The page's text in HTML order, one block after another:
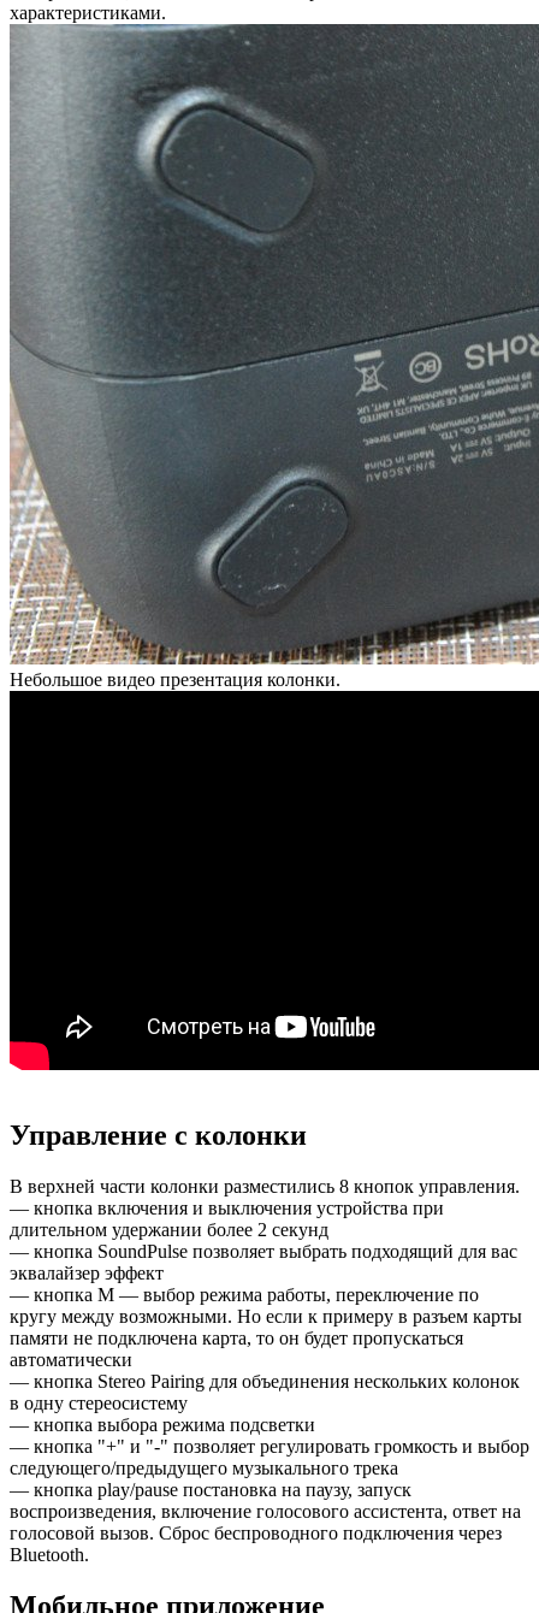
характеристиками.
Небольшое видео презентация колонки.
Управление с колонки
В верхней части колонки разместились 8 кнопок управления.
— кнопка включения и выключения устройства при
длительном удержании более 2 секунд
— кнопка SoundPulse позволяет выбрать подходящий для вас
эквалайзер эффект
— кнопка М — выбор режима работы, переключение по
кругу между возможными. Но если к примеру в разъем карты
памяти не подключена карта, то он будет пропускаться
автоматически
— кнопка Stereo Pairing для объединения нескольких колонок
в одну стереосистему
— кнопка выбора режима подсветки
— кнопка "+" и "-" позволяет регулировать громкость и выбор
следующего/предыдущего музыкального трека
— кнопка play/pause постановка на паузу, запуск
воспроизведения, включение голосового ассистента, ответ на
голосовой вызов. Сброс беспроводного подключения через
Bluetooth.
Мобильное приложение